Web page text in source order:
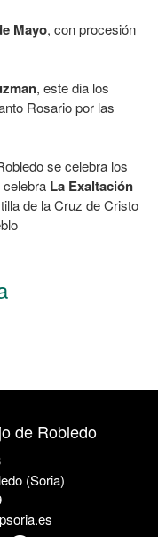
Mayo, con procesión
, este dia los
Rosario por las
se celebra los
La Exaltación
de la Cruz de Cristo
de Robledo
(Soria)